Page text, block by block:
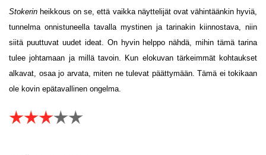
Stokerin heikkous on se, että vaikka näyttelijät ovat vähintäänkin hyviä,
tunnelma onnistuneella tavalla mystinen ja tarinakin kiinnostava, niin
siitä puuttuvat uudet ideat. On hyvin helppo nähdä, mihin tämä tarina
tulee johtamaan ja millä tavoin. Kun elokuvan tärkeimmät kohtaukset
alkavat, osaa jo arvata, miten ne tulevat päättymään. Tämä ei tokikaan
ole kovin epätavallinen ongelma.